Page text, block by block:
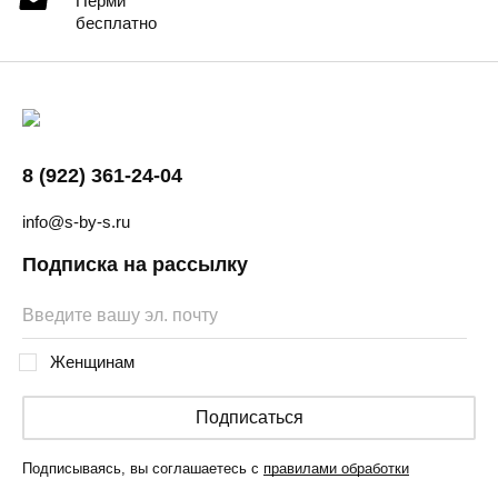
бесплатно
8 (922) 361-24-04
info@s-by-s.ru
Подписка на рассылку
Женщинам
Подписаться
Подписываясь, вы соглашаетесь с правилами обработки